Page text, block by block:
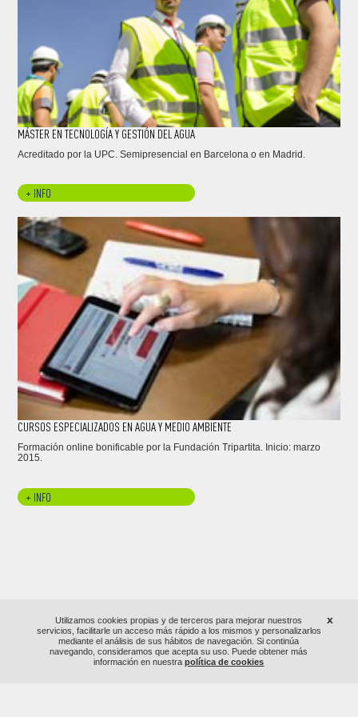
Utilizamos cookies propias y de terceros para mejorar nuestros
servicios, facilitarle un acceso más rápido a los mismos y personalizarlos
mediante el análisis de sus hábitos de navegación. Si continúa
navegando, consideramos que acepta su uso. Puede obtener más
información en nuestrapolítica de cookies
x
MÁSTER EN TECNOLOGÍA Y GESTIÓN DEL AGUA
Acreditado por la UPC. Semipresencial en Barcelona o en Madrid.
+ INFO
CURSOS ESPECIALIZADOS EN AGUA Y MEDIO AMBIENTE
Formación online bonificable por la Fundación Tripartita. Inicio: marzo
2015.
+ INFO